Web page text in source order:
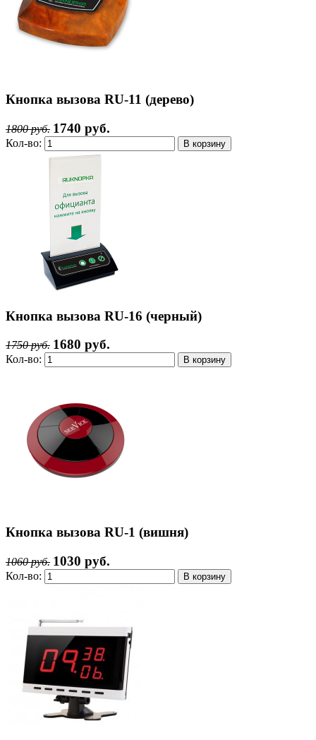
Кнопка вызова RU-11 (дерево)
1800 руб. 1740 руб.
Кол-во:
Кнопка вызова RU-16 (черный)
1750 руб. 1680 руб.
Кол-во:
Кнопка вызова RU-1 (вишня)
1060 руб. 1030 руб.
Кол-во: